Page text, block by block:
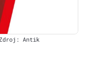
Zdroj: Antik